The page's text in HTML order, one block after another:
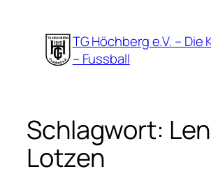
springen
TG Höchberg e.V. – Die
– Fussball
Schlagwort:
Lotzen